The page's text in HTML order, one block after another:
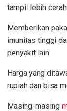
tampil lebih
Memberikan
imunitas tinggi
penyakit lain.
Harga yang
rupiah dan bisa
Masing-masing